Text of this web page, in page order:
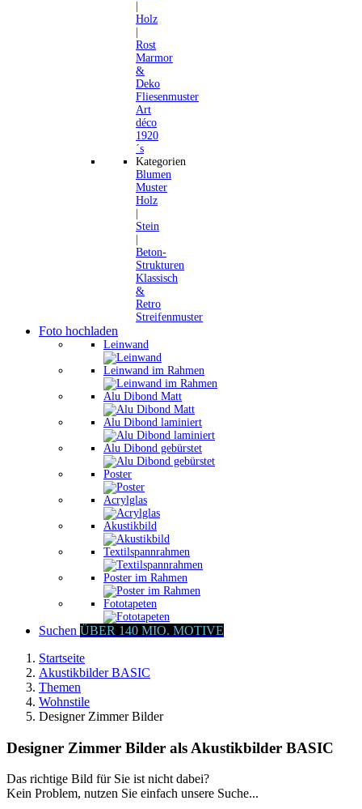
Holz
Rost
Marmor
&
Deko
Fliesenmuster
Art
déco
1920
´s
Kategorien
Blumen
Muster
Holz
Stein
Beton-
Strukturen
Klassisch
&
Retro
Streifenmuster
Foto hochladen
Leinwand
Leinwand im Rahmen
Alu Dibond Matt
Alu Dibond laminiert
Alu Dibond gebürstet
Poster
Acrylglas
Akustikbild
Textilspannrahmen
Poster im Rahmen
Fototapeten
Suchen ÜBER 140 MIO. MOTIVE
Startseite
Akustikbilder BASIC
Themen
Wohnstile
Designer Zimmer Bilder
Designer Zimmer Bilder als Akustikbilder BASIC
Das richtige Bild für Sie ist nicht dabei?
Kein Problem, nutzen Sie einfach unsere Suche...